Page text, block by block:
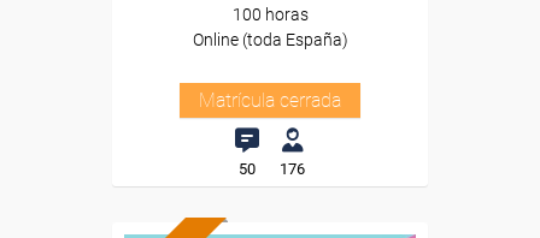
100 horas
Online (toda España)
Matrícula cerrada
50 176